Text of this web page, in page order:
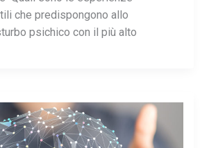
che predispongono allo
psichico con il più alto